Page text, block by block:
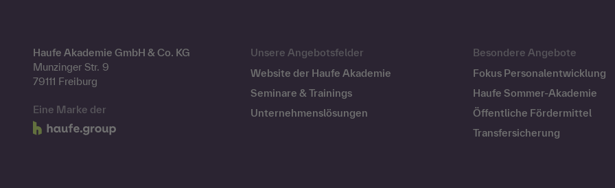
Haufe Akademie GmbH & Co. KG
Munzinger Str. 9
79111 Freiburg
Eine Marke der
Unsere Angebotsfelder
Website der Haufe Akademie
Seminare & Trainings
Unternehmenslösungen
Besondere Angebote
Fokus Personalentwicklung
Haufe Sommer-Akademie
Öffentliche Fördermittel
Transfersicherung